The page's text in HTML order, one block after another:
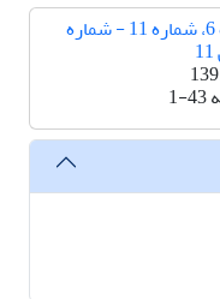
دوره 6، شماره 11 - شماره
1-43